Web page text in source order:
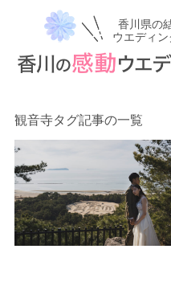
香川県の
ウエディ
観音寺タグ記事の一覧